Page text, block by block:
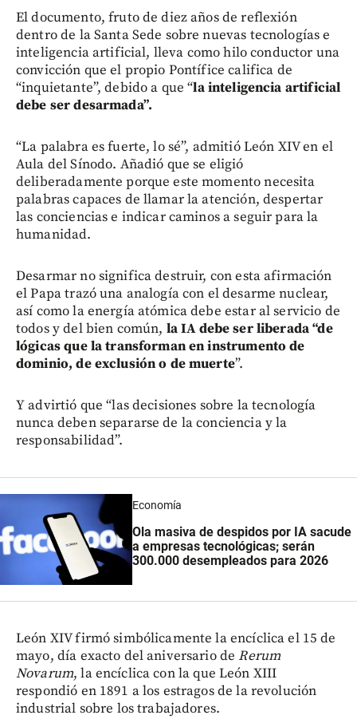
El documento, fruto de diez años de reflexión
dentro de la Santa Sede sobre nuevas tecnologías e
inteligencia artificial, lleva como hilo conductor una
convicción que el propio Pontífice califica de
“inquietante”, debido a que “la inteligencia artificial
debe ser desarmada”.
“La palabra es fuerte, lo sé”, admitió León XIV en el
Aula del Sínodo. Añadió que se eligió
deliberadamente porque este momento necesita
palabras capaces de llamar la atención, despertar
las conciencias e indicar caminos a seguir para la
humanidad.
Desarmar no significa destruir, con esta afirmación
el Papa trazó una analogía con el desarme nuclear,
así como la energía atómica debe estar al servicio de
todos y del bien común, la IA debe ser liberada “de
lógicas que la transforman en instrumento de
dominio, de exclusión o de muerte”.
Y advirtió que “las decisiones sobre la tecnología
nunca deben separarse de la conciencia y la
responsabilidad”.
Economía
Ola masiva de despidos por IA sacude
a empresas tecnológicas; serán
300.000 desempleados para 2026
León XIV firmó simbólicamente la encíclica el 15 de
mayo, día exacto del aniversario deRerum
Novarum, la encíclica con la que León XIII
respondió en 1891 a los estragos de la revolución
industrial sobre los trabajadores.